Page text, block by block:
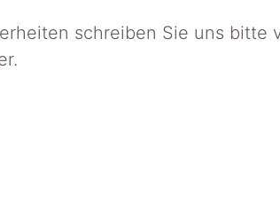
schreiben Sie uns bitte